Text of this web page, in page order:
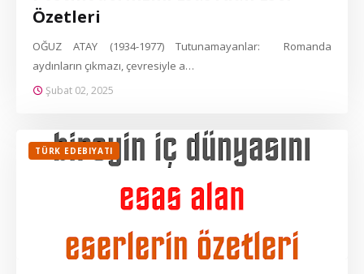
Özetleri
OĞUZ ATAY (1934-1977) Tutunamayanlar: Romanda
aydınların çıkmazı, çevresiyle a…
Şubat 02, 2025
TÜRK EDEBIYATI